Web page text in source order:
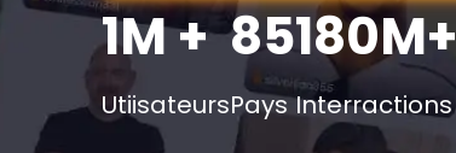
1M +
Utiisateurs
85
Pays
180M+
Interractions